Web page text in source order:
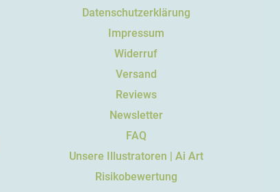
Datenschutzerklärung
Impressum
Widerruf
Versand
Reviews
Newsletter
FAQ
Unsere Illustratoren | Ai Art
Risikobewertung